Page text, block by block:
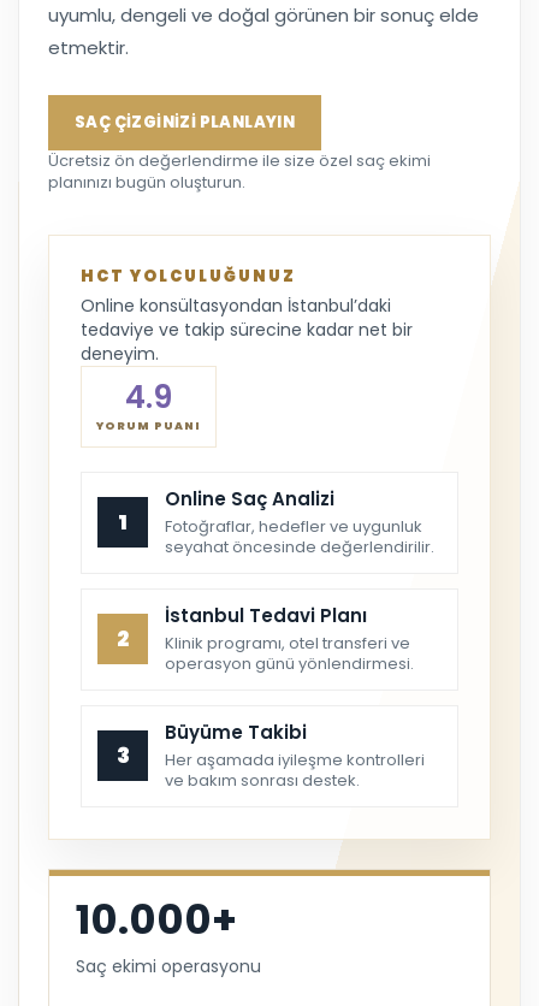
uyumlu, dengeli ve doğal görünen bir sonuç elde
etmektir.
SAÇ ÇİZGİNİZİ PLANLAYIN
Ücretsiz ön değerlendirme ile size özel saç ekimi
planınızı bugün oluşturun.
HCT YOLCULUĞUNUZ
Online konsültasyondan İstanbul’daki
tedaviye ve takip sürecine kadar net bir
deneyim.
4.9
YORUM PUANI
1
Online Saç Analizi
Fotoğraflar, hedefler ve uygunluk
seyahat öncesinde değerlendirilir.
2
İstanbul Tedavi Planı
Klinik programı, otel transferi ve
operasyon günü yönlendirmesi.
3
Büyüme Takibi
Her aşamada iyileşme kontrolleri
ve bakım sonrası destek.
10.000+
Saç ekimi operasyonu